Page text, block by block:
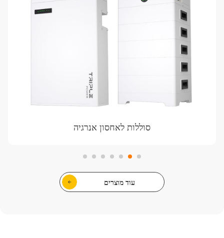
סוללות לאחסון אנרגיה
עוד מוצרים